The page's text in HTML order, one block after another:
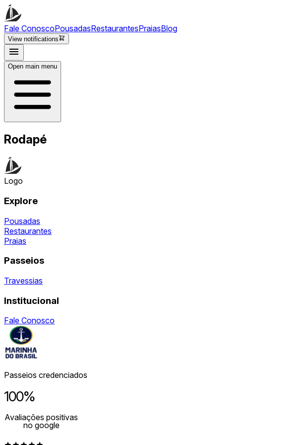
Fale ConoscoPousadasRestaurantesPraiasBlog
View notifications
Open main menu
Rodapé
Logo
Explore
Pousadas
Restaurantes
Praias
Passeios
Travessias
Institucional
Fale Conosco
Passeios credenciados
100%
Avaliações positivas
no google